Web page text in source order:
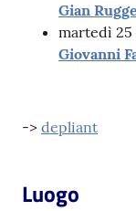
su
Gian
martedì
Giovanni
-> depliant
Luogo